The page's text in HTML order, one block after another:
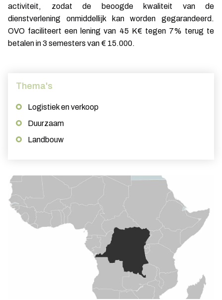
activiteit, zodat de beoogde kwaliteit van de
dienstverlening onmiddellijk kan worden gegarandeerd.
OVO faciliteert een lening van 45 K€ tegen 7% terug te
betalen in 3 semesters van € 15.000.
Thema's
Logistiek en verkoop
Duurzaam
Landbouw